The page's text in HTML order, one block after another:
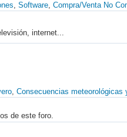
Software Compra/Venta No
internet...
Consecuencias meteorológicas
de este foro.